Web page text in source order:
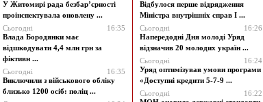
У Житомирі рада безбар’єрності
проінспектувала оновлену ...
Сьогодні
16:35
Влада Бородянки має
відшкодувати 4,4 млн грн за
фіктивн ...
Сьогодні
16:35
Виключили з військового обліку
близько 1200 осіб: поліц ...
Відбулося перше відрядження
Міністра внутрішніх справ І ...
Сьогодні
16:26
Напередодні Дня молоді Уряд
відзначив 20 молодих україн ...
Сьогодні
16:24
Уряд оптимізував умови програми
«Доступні кредити 5-7-9 ...
Сьогодні
16:22